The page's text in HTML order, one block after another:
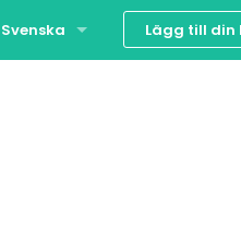
Svenska Lägg till din